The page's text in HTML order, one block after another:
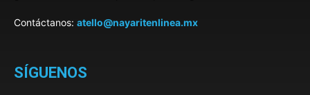
Contáctanos: atello@nayaritenlinea.mx
SÍGUENOS